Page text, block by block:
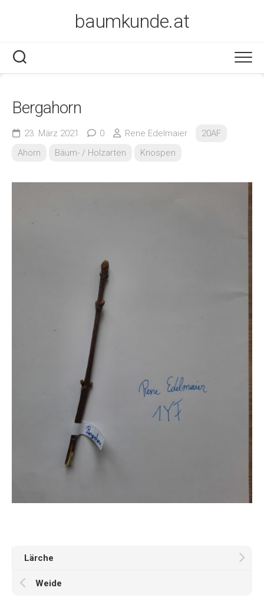
baumkunde.at
Bergahorn
23. März 2021 0 Rene Edelmaier
20AF
Ahorn
Bäum- / Holzarten Knospen
Lärche
Weide